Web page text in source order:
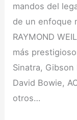
mandos del
de un enfoque
RAYMOND
más
Sinatra,
David Bowie,
otros…